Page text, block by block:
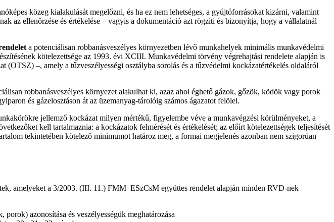
közeg kialakulását megelőzni, és ha ez nem lehetséges, a gyújtóforrásokat kizárni, valamint
az ellenőrzése és értékelése – vagyis a dokumentáció azt rögzíti és bizonyítja, hogy a vállalatnál
a potenciálisan robbanásveszélyes környezetben lévő munkahelyek minimális munkavédelmi
kötelezettsége az 1993. évi XCIII. Munkavédelmi törvény végrehajtási rendelete alapján is
(OTSZ) –, amely a tűzveszélyességi osztályba sorolás és a tűzvédelmi kockázatértékelés oldaláról
robbanásveszélyes környezet alakulhat ki, azaz ahol éghető gázok, gőzök, ködök vagy porok
és gázelosztáson át az üzemanyag-tárolóig számos ágazatot felölel.
jellemző kockázat milyen mértékű, figyelembe véve a munkavégzési körülményeket, a
kell tartalmaznia: a kockázatok felmérését és értékelését; az előírt kötelezettségek teljesítését
tekintetében kötelező minimumot határoz meg, a formai megjelenés azonban nem szigorúan
amelyeket a 3/2003. (III. 11.) FMM–ESzCsM együttes rendelet alapján minden RVD-nek
azonosítása és veszélyességük meghatározása